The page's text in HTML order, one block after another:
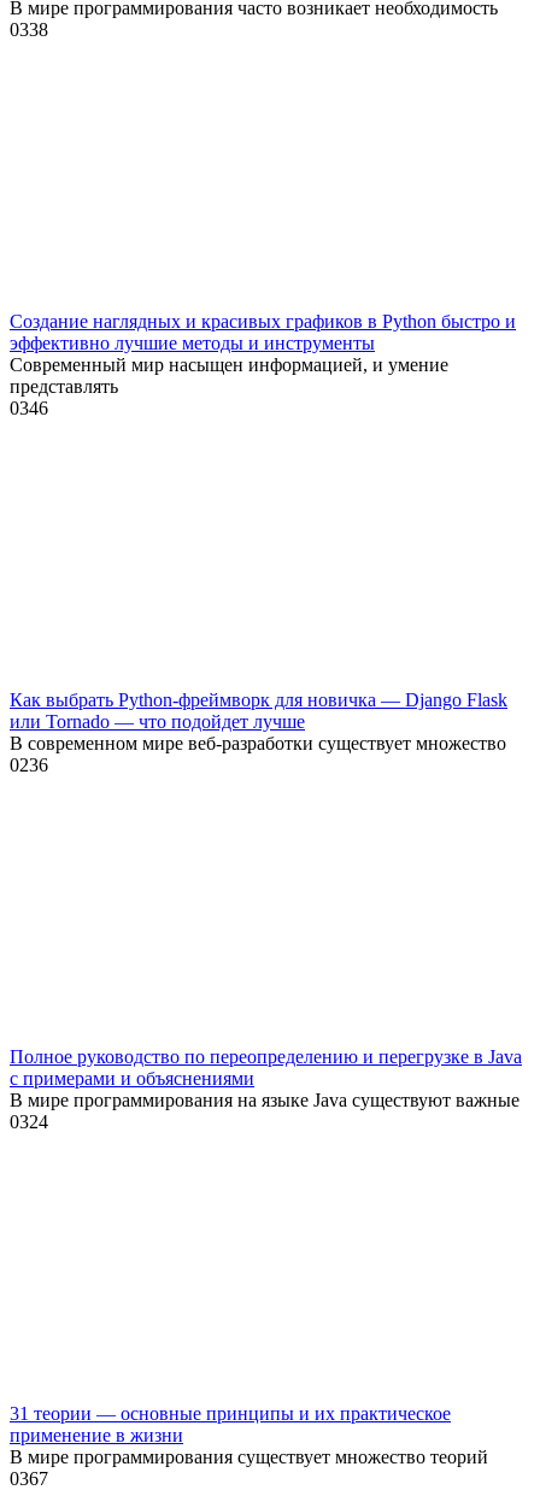
В мире программирования часто возникает необходимость
0338
Создание наглядных и красивых графиков в Python быстро и
эффективно лучшие методы и инструменты
Современный мир насыщен информацией, и умение
представлять
0346
Как выбрать Python-фреймворк для новичка — Django Flask
или Tornado — что подойдет лучше
В современном мире веб-разработки существует множество
0236
Полное руководство по переопределению и перегрузке в Java
с примерами и объяснениями
В мире программирования на языке Java существуют важные
0324
31 теории — основные принципы и их практическое
применение в жизни
В мире программирования существует множество теорий
0367